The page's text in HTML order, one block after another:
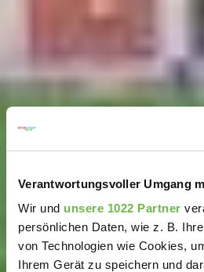
Verantwortungsvoller Umgang
Wir und unsere 1022 Partner
persönlichen Daten, wie z. B.
von Technologien wie Cookies,
Ihrem Gerät zu speichern und